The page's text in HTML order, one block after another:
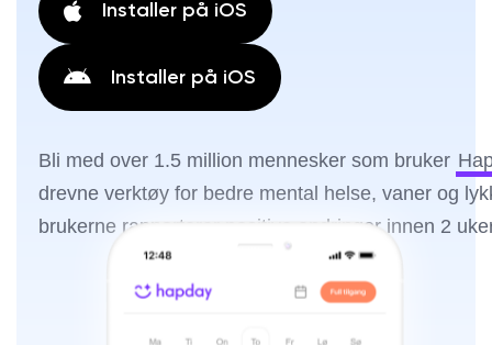
Installer på iOS
Installer på iOS
Bli med over 1.5 million mennesker som bruker
drevne verktøy for bedre mental helse, vaner og
brukerne rapporterer positive endringer innen 2